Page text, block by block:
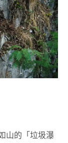
山的「垃圾瀑